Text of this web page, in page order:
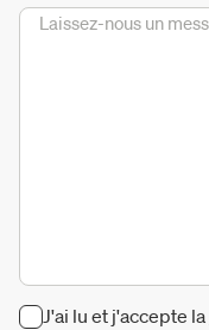
J'ai lu et j'accepte la